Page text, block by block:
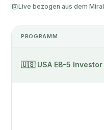
Live bezogen aus dem
PROGRAMM
🇺🇸 USA EB-5 Investor